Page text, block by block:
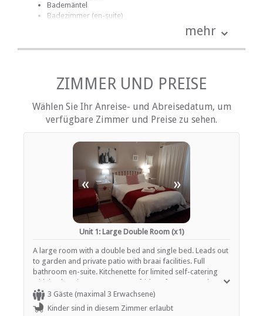
Bademäntel
Badezimmer (en-suite)
Mitgelieferte Reinigungsmittel
Schreibtisch
Fan
Heizung (en)
Internationale Steckdosen
Internetverbindung (ADSL)
Eisen / Hosenpresse
Küche (komplett ausgestattet)
Kochnische (teilweise ausgestattet)
Terrasse / Veranda / Balkon
Rauchen: nicht erlaubt
Tee- und Kaffeekocher
Fernsehen (mit M-Net)
EINRICHTUNGEN AUF DEM GELÄNDE
Garten(e)
Parkplatz (abseits der Straße)
Rezeption (Geschäftszeiten)
Rauchen: in abgegrenzten Gebieten
Rauchen: Nicht drinnen
mehr
ZIMMER UND PREISE
Wählen Sie Ihr Anreise- und Abreisedatum, um
verfügbare Zimmer und Preise zu sehen.
« »
Unit 1: Large Double Room (x1)
A large room with a double bed and single bed. Leads out
to garden and private patio with braai facilities. Full
bathroom en-suite. Kitchenette for limited self-catering
with kettle, microwave, toaster, fridge /freezer, crockery
and cutlery.
3 Gäste (maximal 3 Erwachsene)
Kinder sind in diesem Zimmer erlaubt